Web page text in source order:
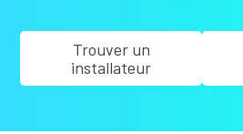
Trouver un
installateur